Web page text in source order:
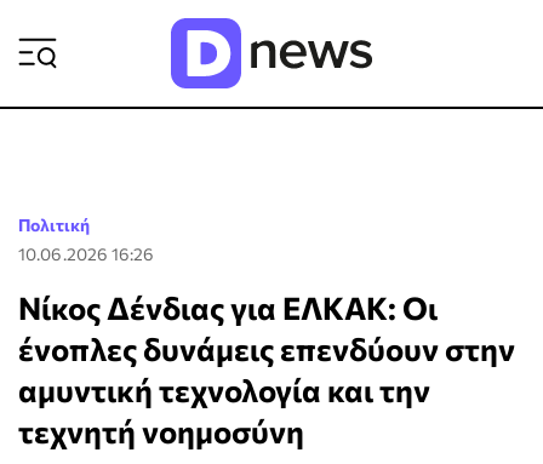
Πολιτική
10.06.2026 16:26
Νίκος Δένδιας για ΕΛΚΑΚ: Οι
ένοπλες δυνάμεις επενδύουν στην
αμυντική τεχνολογία και την
τεχνητή νοημοσύνη